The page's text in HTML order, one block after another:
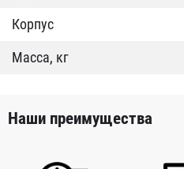
Корпус
Масса, кг
Наши преимущества